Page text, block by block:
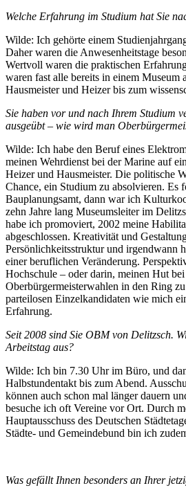
Welche Erfahrung im Studium hat Sie
Wilde: Ich gehörte einem
Daher waren die Anwesenheitstage
Wertvoll waren die praktischen
waren fast alle bereits in einem Museum
Hausmeister und Heizer bis zum
Sie haben vor und nach Ihrem Studium
ausgeübt – wie wird man
Wilde: Ich habe den Beruf eines
meinen Wehrdienst bei der Marine auf
Heizer und Hausmeister. Die politische
Chance, ein Studium zu absolvieren. Es
Bauplanungsamt, dann war ich
zehn Jahre lang Museumsleiter im
habe ich promoviert, 2002 meine
abgeschlossen. Kreativität und
Persönlichkeitsstruktur und irgendwann
einer beruflichen Veränderung.
Hochschule – oder darin, meinen Hut bei
Oberbürgermeisterwahlen in den Ring
parteilosen Einzelkandidaten wie mich
Erfahrung.
Seit 2008 sind Sie OBM von Delitzsch.
Arbeitstag aus?
Wilde: Ich bin 7.30 Uhr im Büro, und
Halbstundentakt bis zum Abend.
können auch schon mal länger dauern
besuche ich oft Vereine vor Ort. Durch
Hauptausschuss des Deutschen
Städte- und Gemeindebund bin ich
Was gefällt Ihnen besonders an Ihrer